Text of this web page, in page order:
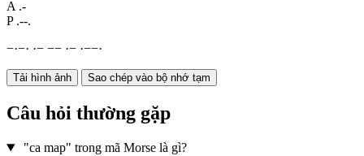
A .-
P .--.
−·−· ·− −− ·− ·−−·
Tải hình ảnh Sao chép vào bộ nhớ tạm
Câu hỏi thường gặp
"ca map" trong mã Morse là gì?